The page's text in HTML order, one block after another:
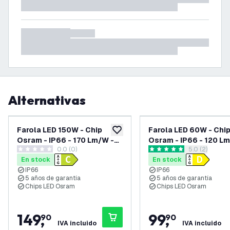
Alternativas
añadir a lista de deseos
Farola LED 150W - Chip
Osram - IP66 - 170 Lm/W -
4000K - 5 años de garantía
0 estrellas de puntuación
0.0 (0)
En stock
IP66
5 años de garantía
Chips LED Osram
149,
90
IVA incluido
Farola LED 60W - Chip
Osram - IP66 - 120
3000K - 5 años de
abrir el
5 estrellas de puntuación
5.0 (2)
En stock
IP66
5 años de garantía
Chips LED Osram
99,
90
IVA incluido